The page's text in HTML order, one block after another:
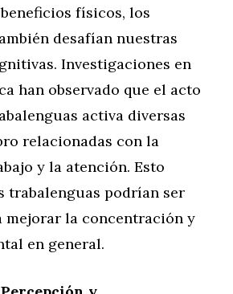
físicos, los
desafían nuestras
Investigaciones en
han observado que el acto
activa diversas
relacionadas con la
y la atención. Esto
trabalenguas podrían ser
mejorar la concentración y
en general.